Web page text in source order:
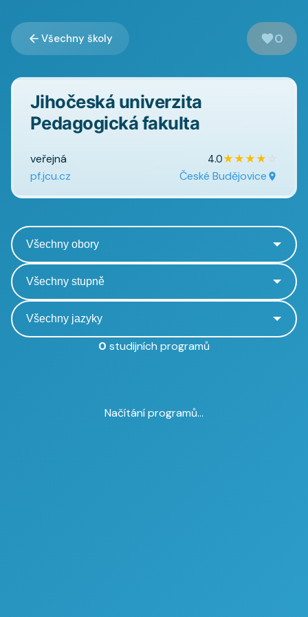
Všechny školy 0
Jihočeská univerzita
Pedagogická fakulta
veřejná 4.0★★★★
pf.jcu.cz České Budějovice
0 studijních programů
Načítání programů...